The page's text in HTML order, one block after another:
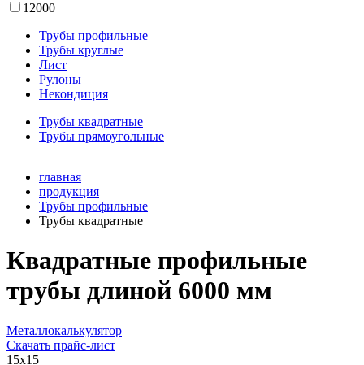
12000
Трубы профильные
Трубы круглые
Лист
Рулоны
Некондиция
Трубы квадратные
Трубы прямоугольные
главная
продукция
Трубы профильные
Трубы квадратные
Квадратные профильные
трубы длиной 6000 мм
Металлокалькулятор
Скачать прайс-лист
15х15